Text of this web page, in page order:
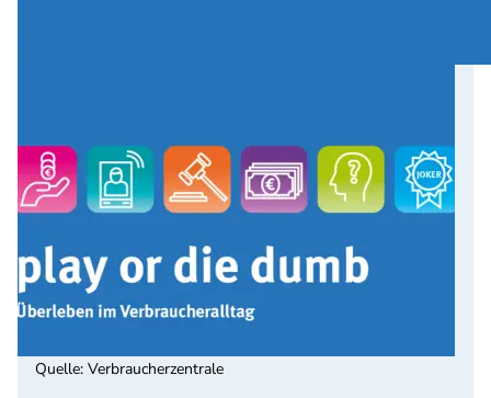
Quelle: Verbraucherzentrale